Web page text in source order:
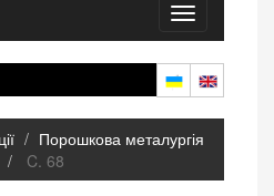
Toggle
navigation
Порошкова металургія
C. 68